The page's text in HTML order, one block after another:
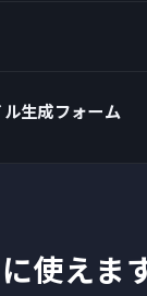
生成フォーム
使えま